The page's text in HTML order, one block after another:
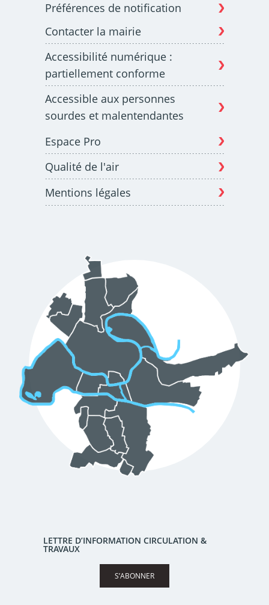
Préférences de notification
Contacter la mairie
Accessibilité numérique :
partiellement conforme
Accessible aux personnes
sourdes et malentendantes
Espace Pro
Qualité de l'air
Mentions légales
LETTRE D’INFORMATION CIRCULATION &
TRAVAUX
S’ABONNER